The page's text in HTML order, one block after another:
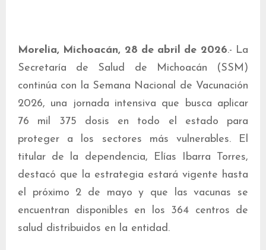
Morelia, Michoacán, 28 de abril de 2026.- La
Secretaría de Salud de Michoacán (SSM)
continúa con la Semana Nacional de Vacunación
2026, una jornada intensiva que busca aplicar
76 mil 375 dosis en todo el estado para
proteger a los sectores más vulnerables. El
titular de la dependencia, Elías Ibarra Torres,
destacó que la estrategia estará vigente hasta
el próximo 2 de mayo y que las vacunas se
encuentran disponibles en los 364 centros de
salud distribuidos en la entidad.